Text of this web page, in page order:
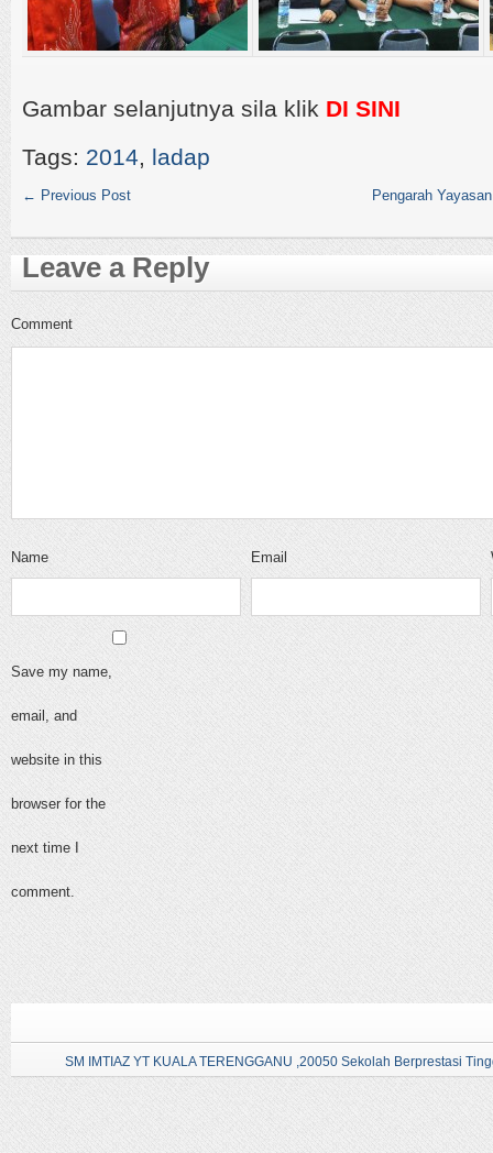
Gambar selanjutnya sila klik DI SINI
Tags: 2014, ladap
← Previous Post Pengarah
Leave a Reply
Comment
Name Email
Save my name,
email, and
website in this
browser for the
next time I
comment.
SM IMTIAZ YT KUALA TERENGGANU ,20050 Sekolah Berprestasi